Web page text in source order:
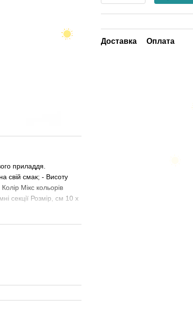
приладдя.
свій смак; - Висоту
Мікс кольорів
секції Розмір, см 10 х
Доставка Оплата